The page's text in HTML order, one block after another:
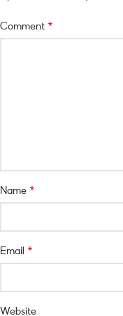
Comment *
Name *
Email *
Website